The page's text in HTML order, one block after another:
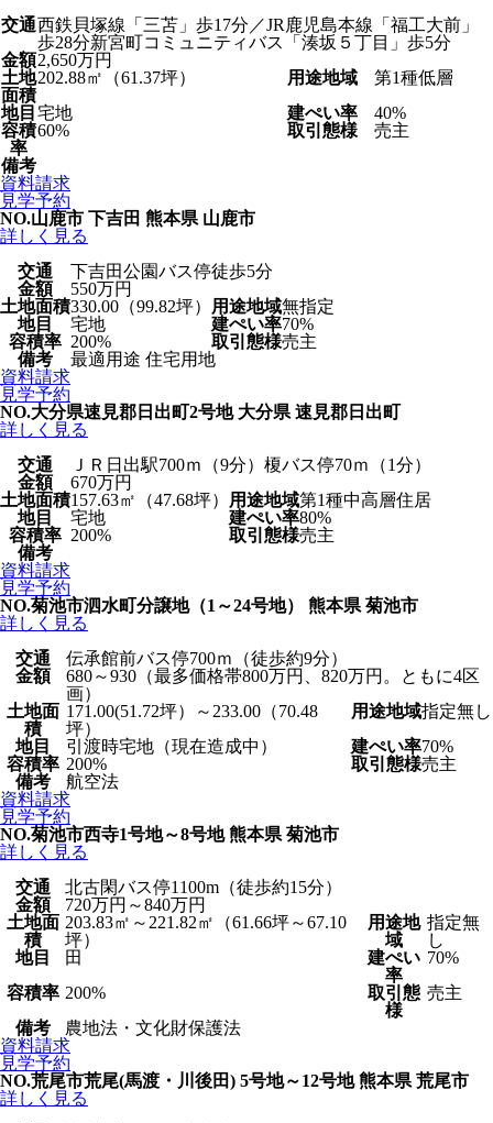
交通西鉄貝塚線「三苫」歩17分／JR鹿児島本線「福工大前」
歩28分新宮町コミュニティバス「湊坂５丁目」歩5分
金額2,650万円
土地
面積
202.88㎡（61.37坪） 用途地域
第1種低層
地目 宅地 建ぺい率
40%
容積
率
60% 取引態様
売主
備考
資料請求
見学予約
NO.山鹿市 下吉田 熊本県 山鹿市
詳しく見る
交通
下吉田公園バス停徒歩5分
金額
550万円
土地面積330.00（99.82坪） 用途地域無指定
地目
宅地 建ぺい率70%
容積率 200% 取引態様売主
備考
最適用途 住宅用地
資料請求
見学予約
NO.大分県速見郡日出町2号地 大分県 速見郡日出町
詳しく見る
交通
ＪＲ日出駅700ｍ（9分）榎バス停70ｍ（1分）
金額
670万円
土地面積157.63㎡（47.68坪） 用途地域第1種中高層住居
地目
宅地 建ぺい率80%
容積率 200% 取引態様売主
備考
資料請求
見学予約
NO.菊池市泗水町分譲地（1～24号地） 熊本県 菊池市
詳しく見る
交通
伝承館前バス停700ｍ（徒歩約9分）
金額
680～930（最多価格帯800万円、820万円。ともに4区
画）
土地面
積
171.00(51.72坪）～233.00（70.48
坪）
用途地域指定無し
地目
引渡時宅地（現在造成中） 建ぺい率70%
容積率 200% 取引態様売主
備考
航空法
資料請求
見学予約
NO.菊池市西寺1号地～8号地熊本県 菊池市
詳しく見る
交通
北古閑バス停1100m（徒歩約15分）
金額
720万円～840万円
土地面
積
203.83㎡～221.82㎡（61.66坪～67.10
坪）
用途地
域
指定無
し
地目
田
建ぺい
率
70%
容積率 200%
取引態
様
売主
備考
農地法・文化財保護法
資料請求
見学予約
NO.荒尾市荒尾(馬渡・川後田) 5号地～12号地熊本県 荒尾市
詳しく見る